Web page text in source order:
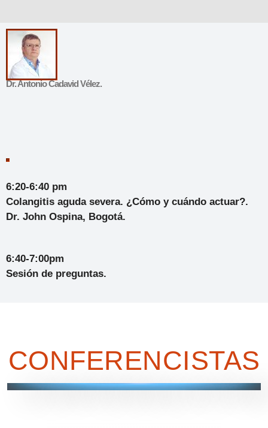
Dr. Antonio Cadavid Vélez.
6:20-6:40 pm
Colangitis aguda severa. ¿Cómo y cuándo actuar?.
Dr. John Ospina, Bogotá.
6:40-7:00pm
Sesión de preguntas.
CONFERENCISTAS